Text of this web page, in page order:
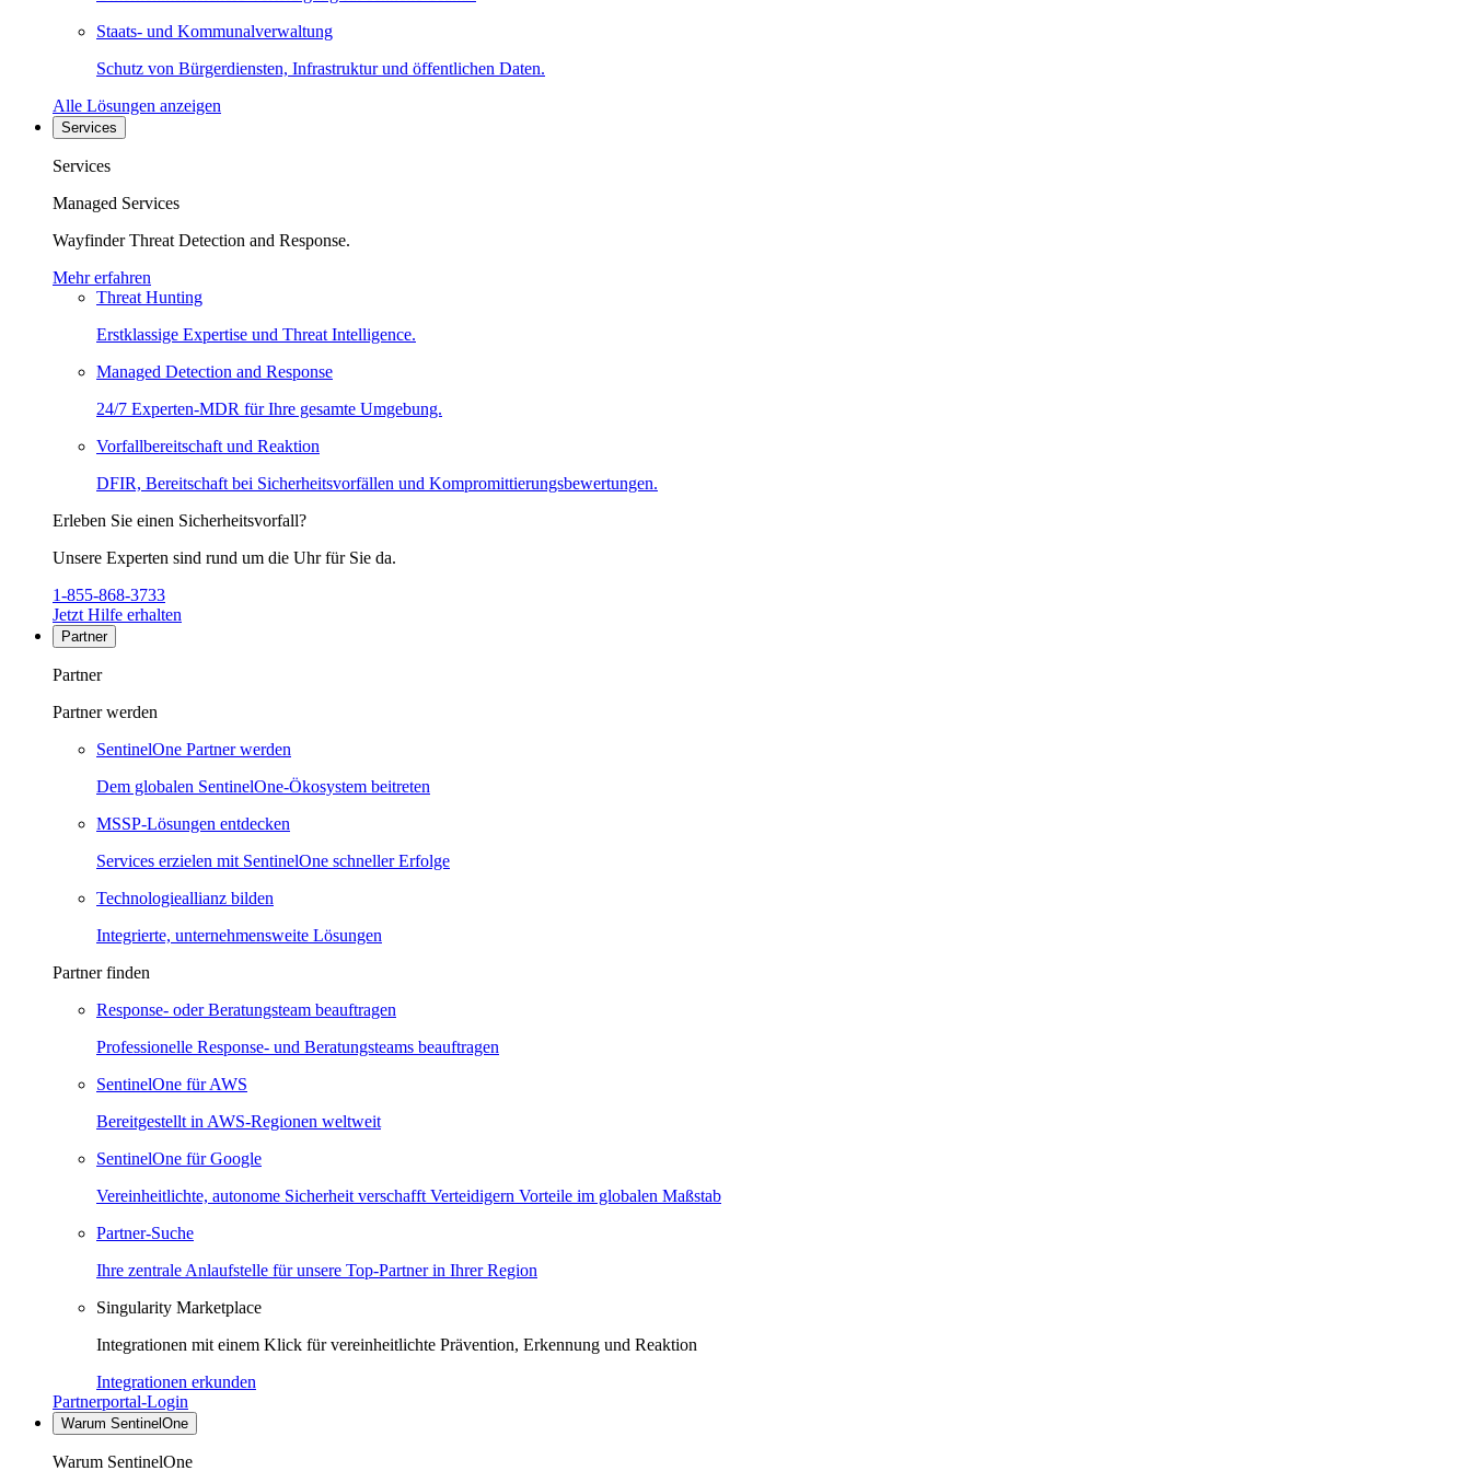
Staats- und Kommunalverwaltung
Schutz von Bürgerdiensten, Infrastruktur und öffentlichen Daten.
Alle Lösungen anzeigen
Services
Services
Managed Services
Wayfinder Threat Detection and Response.
Mehr erfahren
Threat Hunting
Erstklassige Expertise und Threat Intelligence.
Managed Detection and Response
24/7 Experten-MDR für Ihre gesamte Umgebung.
Vorfallbereitschaft und Reaktion
DFIR, Bereitschaft bei Sicherheitsvorfällen und Kompromittierungsbewertungen.
Erleben Sie einen Sicherheitsvorfall?
Unsere Experten sind rund um die Uhr für Sie da.
1-855-868-3733
Jetzt Hilfe erhalten
Partner
Partner
Partner werden
SentinelOne Partner werden
Dem globalen SentinelOne-Ökosystem beitreten
MSSP-Lösungen entdecken
Services erzielen mit SentinelOne schneller Erfolge
Technologieallianz bilden
Integrierte, unternehmensweite Lösungen
Partner finden
Response- oder Beratungsteam beauftragen
Professionelle Response- und Beratungsteams beauftragen
SentinelOne für AWS
Bereitgestellt in AWS-Regionen weltweit
SentinelOne für Google
Vereinheitlichte, autonome Sicherheit verschafft Verteidigern Vorteile im globalen Maßstab
Partner-Suche
Ihre zentrale Anlaufstelle für unsere Top-Partner in Ihrer Region
Singularity Marketplace
Integrationen mit einem Klick für vereinheitlichte Prävention, Erkennung und Reaktion
Integrationen erkunden
Partnerportal-Login
Warum SentinelOne
Warum SentinelOne